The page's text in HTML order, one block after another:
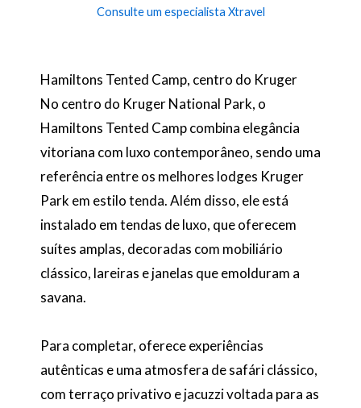
Consulte um especialista Xtravel
Hamiltons Tented Camp, centro do Kruger
No centro do Kruger National Park, o
Hamiltons Tented Camp combina elegância
vitoriana com luxo contemporâneo, sendo uma
referência entre os melhores lodges Kruger
Park em estilo tenda. Além disso, ele está
instalado em tendas de luxo, que oferecem
suítes amplas, decoradas com mobiliário
clássico, lareiras e janelas que emolduram a
savana.
Para completar, oferece experiências
autênticas e uma atmosfera de safári clássico,
com terraço privativo e jacuzzi voltada para as